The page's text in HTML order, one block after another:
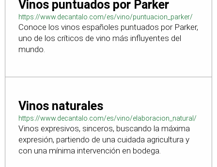
Vinos puntuados por Parker
https://www.decantalo.com/es/vino/puntuacion_parker/
Conoce los vinos españoles puntuados por Parker,
uno de los críticos de vino más influyentes del
mundo.
Vinos naturales
https://www.decantalo.com/es/vino/elaboracion_natural/
Vinos expresivos, sinceros, buscando la máxima
expresión, partiendo de una cuidada agricultura y
con una mínima intervención en bodega.